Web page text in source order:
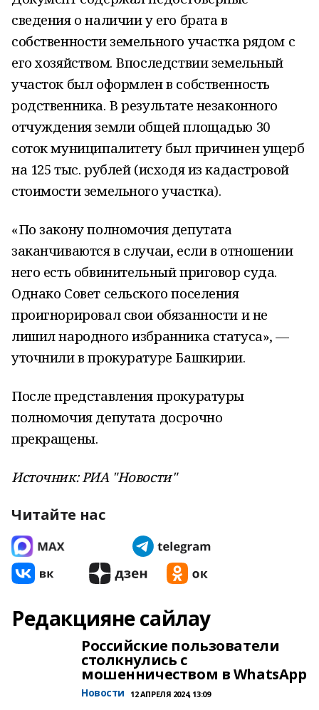
сведения о наличии у его брата в
собственности земельного участка рядом с
его хозяйством. Впоследствии земельный
участок был оформлен в собственность
родственника. В результате незаконного
отчуждения земли общей площадью 30
соток муниципалитету был причинен ущерб
на 125 тыс. рублей (исходя из кадастровой
стоимости земельного участка).
«По закону полномочия депутата
заканчиваются в случаи, если в отношении
него есть обвинительный приговор суда.
Однако Совет сельского поселения
проигнорировал свои обязанности и не
лишил народного избранника статуса», —
уточнили в прокуратуре Башкирии.
После представления прокуратуры
полномочия депутата досрочно
прекращены.
Источник: РИА "Новости"
Читайте нас
Редакцияне сайлау
Российские пользователи
столкнулись с
мошенничеством в WhatsApp
Новости 12 АПРЕЛЯ 2024, 13:09